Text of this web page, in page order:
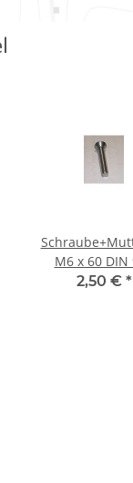
M6 x 60 DIN
Edelstahl
2,50 € *